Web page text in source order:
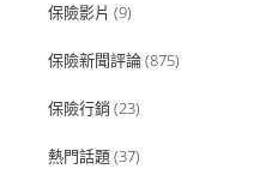
保險影片 (9)
保險新聞評論(875)
保險行銷 (23)
熱門話題(37)